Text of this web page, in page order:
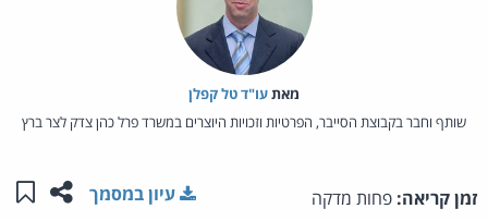
מאת‏עו"ד טל קפלן
שותף וחבר בקבוצת הסייבר, הפרטיות וזכויות היוצרים במשרד פרל כהן צדק לצר ברץ
זמן קריאה: פחות מדקה שתפו
עיון במסמך